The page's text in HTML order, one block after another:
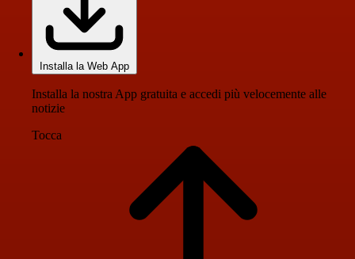
Installa la Web App
Installa la nostra App gratuita e accedi più velocemente alle
notizie
Tocca